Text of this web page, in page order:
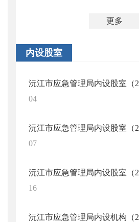
更多
内设股室
沅江市应急管理局内设股室（
04
沅江市应急管理局内设股室（
07
沅江市应急管理局内设股室（
16
沅江市应急管理局内设机构（